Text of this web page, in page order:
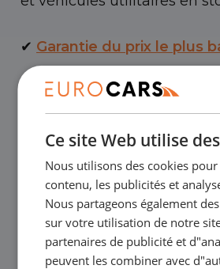
✔ Garantie du prix le plus
Achetez en ligne,
Crédit-bail –
Livraison à domicile
en ligne
Ce site Web utilise
Nous utilisons des cookies
contenu, les publicités et
Nous partageons également
sur votre utilisation de notre
partenaires de publicité et
peuvent les combiner avec